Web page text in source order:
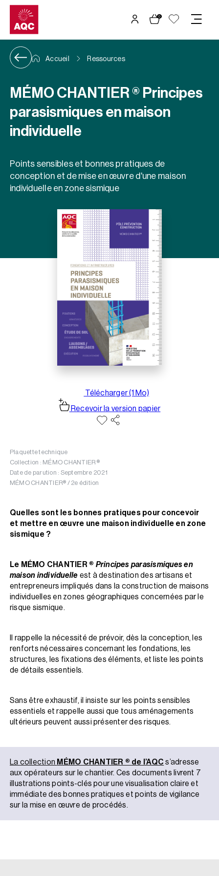
Panneau de gestion des cookies
0
Accueil Ressources
MÉMO CHANTIER ® Principes
parasismiques en maison
individuelle
Points sensibles et bonnes pratiques de
conception et de mise en œuvre d'une maison
individuelle en zone sismique
Télécharger (1 Mo)
Recevoir la version papier
Plaquette technique
Collection : MÉMO CHANTIER ®
Date de parution : Septembre 2021
MÉMO CHANTIER® / 2e édition
Quelles sont les bonnes pratiques pour concevoir
et mettre en œuvre une maison individuelle en zone
sismique ?
Le MÉMO CHANTIER ® Principes parasismiques en
maison individuelle est à destination des artisans et
entrepreneurs impliqués dans la construction de maisons
individuelles en zones géographiques concernées par le
risque sismique.
Il rappelle la nécessité de prévoir, dès la conception, les
renforts nécessaires concernant les fondations, les
structures, les fixations des éléments, et liste les points
de détails essentiels.
Sans être exhaustif, il insiste sur les points sensibles
essentiels et rappelle aussi que tous aménagements
ultérieurs peuvent aussi présenter des risques.
La collection MÉMO CHANTIER ® de l’AQC s’adresse
aux opérateurs sur le chantier. Ces documents livrent 7
illustrations points-clés pour une visualisation claire et
immédiate des bonnes pratiques et points de vigilance
sur la mise en œuvre de procédés.